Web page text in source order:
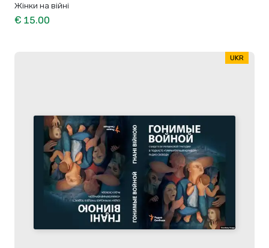
Жінки на війні
€ 15.00
UKR